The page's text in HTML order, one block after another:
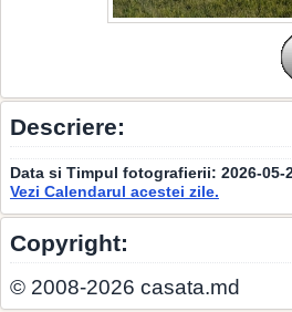
Descriere:
Data si Timpul fotografierii: 2026-05-
Vezi Calendarul acestei zile.
Copyright:
© 2008-2026 casata.md